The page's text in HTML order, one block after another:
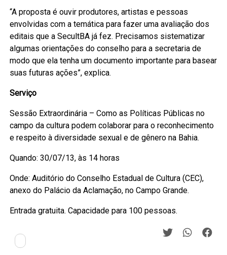
“A proposta é ouvir produtores, artistas e pessoas
envolvidas com a temática para fazer uma avaliação dos
editais que a SecultBA já fez. Precisamos sistematizar
algumas orientações do conselho para a secretaria de
modo que ela tenha um documento importante para basear
suas futuras ações”, explica.
Serviço
Sessão Extraordinária – Como as Políticas Públicas no
campo da cultura podem colaborar para o reconhecimento
e respeito à diversidade sexual e de gênero na Bahia.
Quando: 30/07/13, às 14 horas
Onde: Auditório do Conselho Estadual de Cultura (CEC),
anexo do Palácio da Aclamação, no Campo Grande.
Entrada gratuita. Capacidade para 100 pessoas.